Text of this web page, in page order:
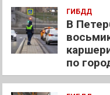
ГИБДД
В
по